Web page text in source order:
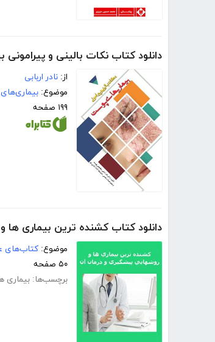
دانلود کتاب نکات بالینی و
از: نادر اربابی
موضوع:
۱۹۹ صفحه
دانلود کتاب کشنده ترین بیماری
موضوع: کتاب‌های
۵۰ صفحه
برچسب‌ها: بیماری